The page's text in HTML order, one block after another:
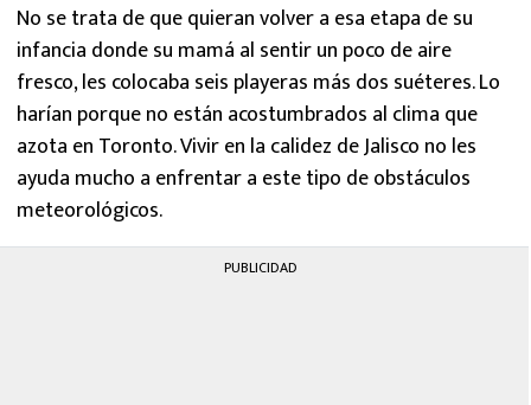
No se trata de que quieran volver a esa etapa de su
infancia donde su mamá al sentir un poco de aire
fresco, les colocaba seis playeras más dos suéteres. Lo
harían porque no están acostumbrados al clima que
azota en Toronto. Vivir en la calidez de Jalisco no les
ayuda mucho a enfrentar a este tipo de obstáculos
meteorológicos.
PUBLICIDAD